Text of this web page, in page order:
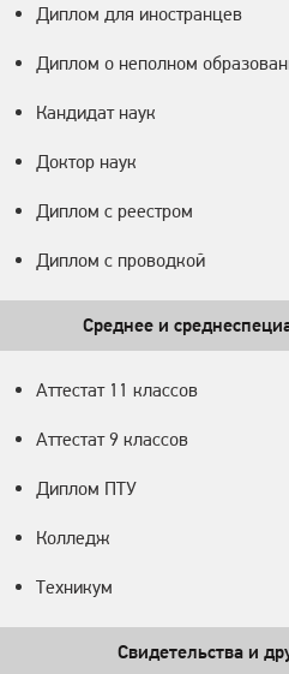
Диплом для иностранцев
Диплом о неполном
Кандидат наук
Доктор наук
Диплом с реестром
Диплом с проводкой
Среднее и
Аттестат 11 классов
Аттестат 9 классов
Диплом ПТУ
Колледж
Техникум
Свидетельства и